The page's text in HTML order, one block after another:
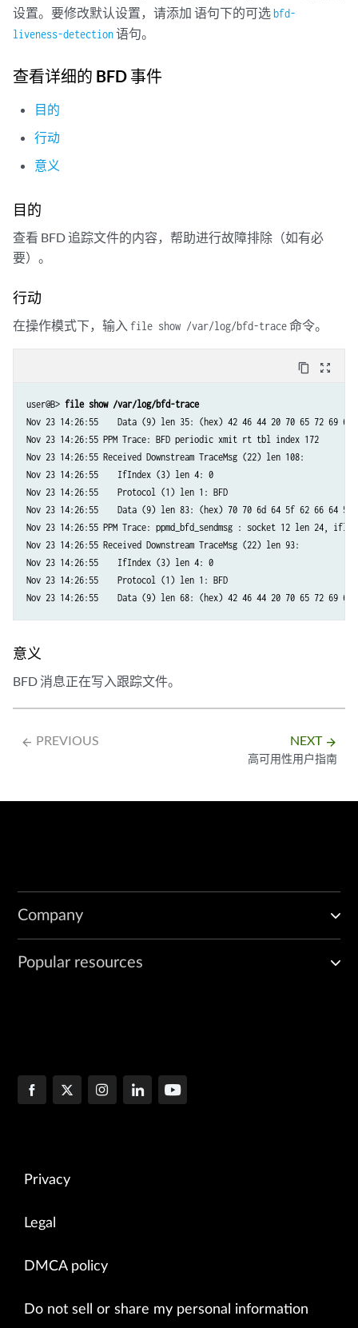
设置。要修改默认设置，请添加 语句下的可选bfd-
liveness-detection语句。
查看详细的 BFD 事件
目的
行动
意义
目的
查看 BFD 追踪文件的内容，帮助进行故障排除（如有必
要）。
行动
在操作模式下，输入 file show /var/log/bfd-trace命令。
content_copy zoom_out_map
user@B> file show /var/log/bfd-trace
Nov 23 14:26:55    Data (9) len 35: (hex) 42 46 44 20 70 65 72 69 6f
Nov 23 14:26:55 PPM Trace: BFD periodic xmit rt tbl index 172
Nov 23 14:26:55 Received Downstream TraceMsg (22) len 108:
Nov 23 14:26:55    IfIndex (3) len 4: 0
Nov 23 14:26:55    Protocol (1) len 1: BFD
Nov 23 14:26:55    Data (9) len 83: (hex) 70 70 6d 64 5f 62 66 64 5f
Nov 23 14:26:55 PPM Trace: ppmd_bfd_sendmsg : socket 12 len 24,
Nov 23 14:26:55 Received Downstream TraceMsg (22) len 93:
Nov 23 14:26:55    IfIndex (3) len 4: 0
Nov 23 14:26:55    Protocol (1) len 1: BFD
Nov 23 14:26:55    Data (9) len 68: (hex) 42 46 44 20 70 65 72 69 6f
意义
BFD 消息正在写入跟踪文件。
arrow_backward PREVIOUS NEXT arrow_forward
高可用性用户指南
Company
Popular resources
Privacy
Legal
DMCA policy
Do not sell or share my personal information